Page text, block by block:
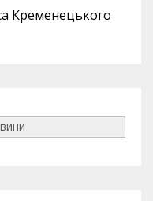
Кременецького